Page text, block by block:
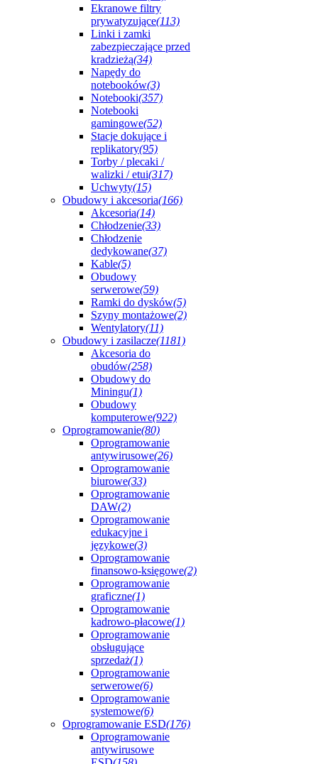
Ekranowe filtry
prywatyzujące(113)
Linki i zamki
zabezpieczające przed
kradzieżą(34)
Napędy do
notebooków(3)
Notebooki(357)
Notebooki
gamingowe(52)
Stacje dokujące i
replikatory(95)
Torby / plecaki /
walizki / etui(317)
Uchwyty(15)
Obudowy i akcesoria(166)
Akcesoria(14)
Chłodzenie(33)
Chłodzenie
dedykowane(37)
Kable(5)
Obudowy
serwerowe(59)
Ramki do dysków(5)
Szyny montażowe(2)
Wentylatory(11)
Obudowy i zasilacze(1181)
Akcesoria do
obudów(258)
Obudowy do
Miningu(1)
Obudowy
komputerowe(922)
Oprogramowanie(80)
Oprogramowanie
antywirusowe(26)
Oprogramowanie
biurowe(33)
Oprogramowanie
DAW(2)
Oprogramowanie
edukacyjne i
językowe(3)
Oprogramowanie
finansowo-księgowe(2)
Oprogramowanie
graficzne(1)
Oprogramowanie
kadrowo-płacowe(1)
Oprogramowanie
obsługujące
sprzedaż(1)
Oprogramowanie
serwerowe(6)
Oprogramowanie
systemowe(6)
Oprogramowanie ESD(176)
Oprogramowanie
antywirusowe